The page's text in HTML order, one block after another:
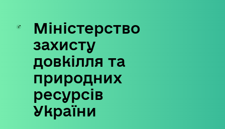
Skip
content
Міністерство
захисту
довкілля та
природних
ресурсів
України